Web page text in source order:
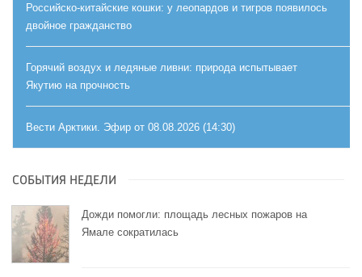
Российско-китайские кошки: у леопардов и тигров появилось
двойное гражданство
Горячий воздух и ледяные ливни: природа испытывает
Якутию на прочность
Вести Арктики. Эфир от 08.08.2026 (14:30)
СОБЫТИЯ НЕДЕЛИ
Дожди помогли: площадь лесных пожаров на
Ямале сократилась